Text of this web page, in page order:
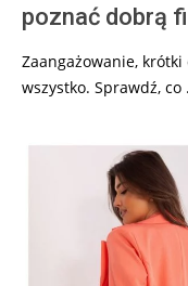
poznać dobrą
Zaangażowanie, krótki
wszystko. Sprawdź, co